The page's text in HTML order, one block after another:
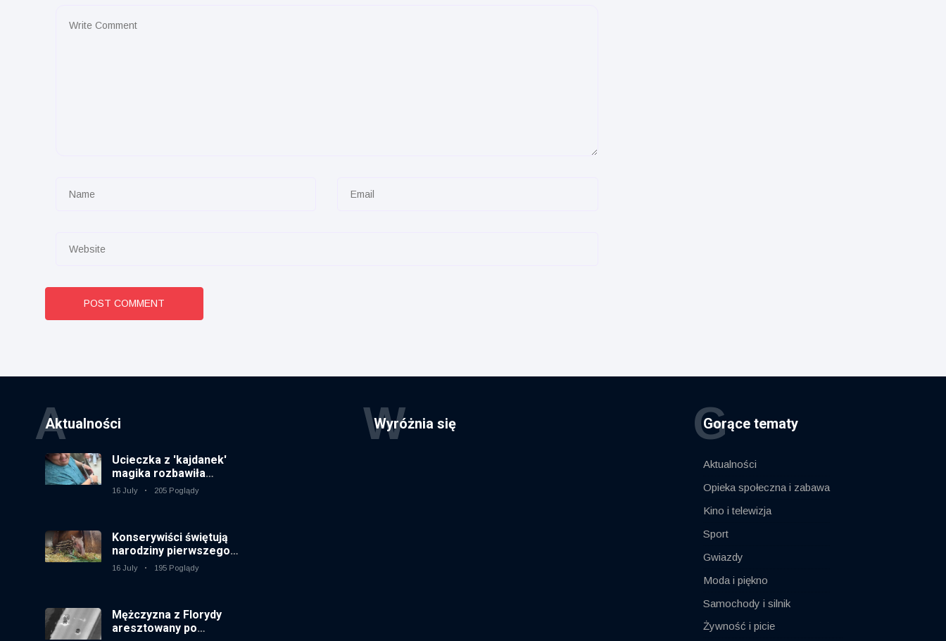
POST COMMENT
Aktualności
A
Ucieczka z 'kajdanek'
magika rozbawiła
publiczność
16 July 205 Poglądy
Konserywiści świętują
narodziny pierwszego
tapira nizinne w
brytyjskim zoo od 14 lat
16 July 195 Poglądy
Mężczyzna z Florydy
aresztowany po
Wyróżnia się
W Gorące tematy
G
Aktualności
Opieka społeczna i zabawa
Kino i telewizja
Sport
Gwiazdy
Moda i piękno
Samochody i silnik
Żywność i picie